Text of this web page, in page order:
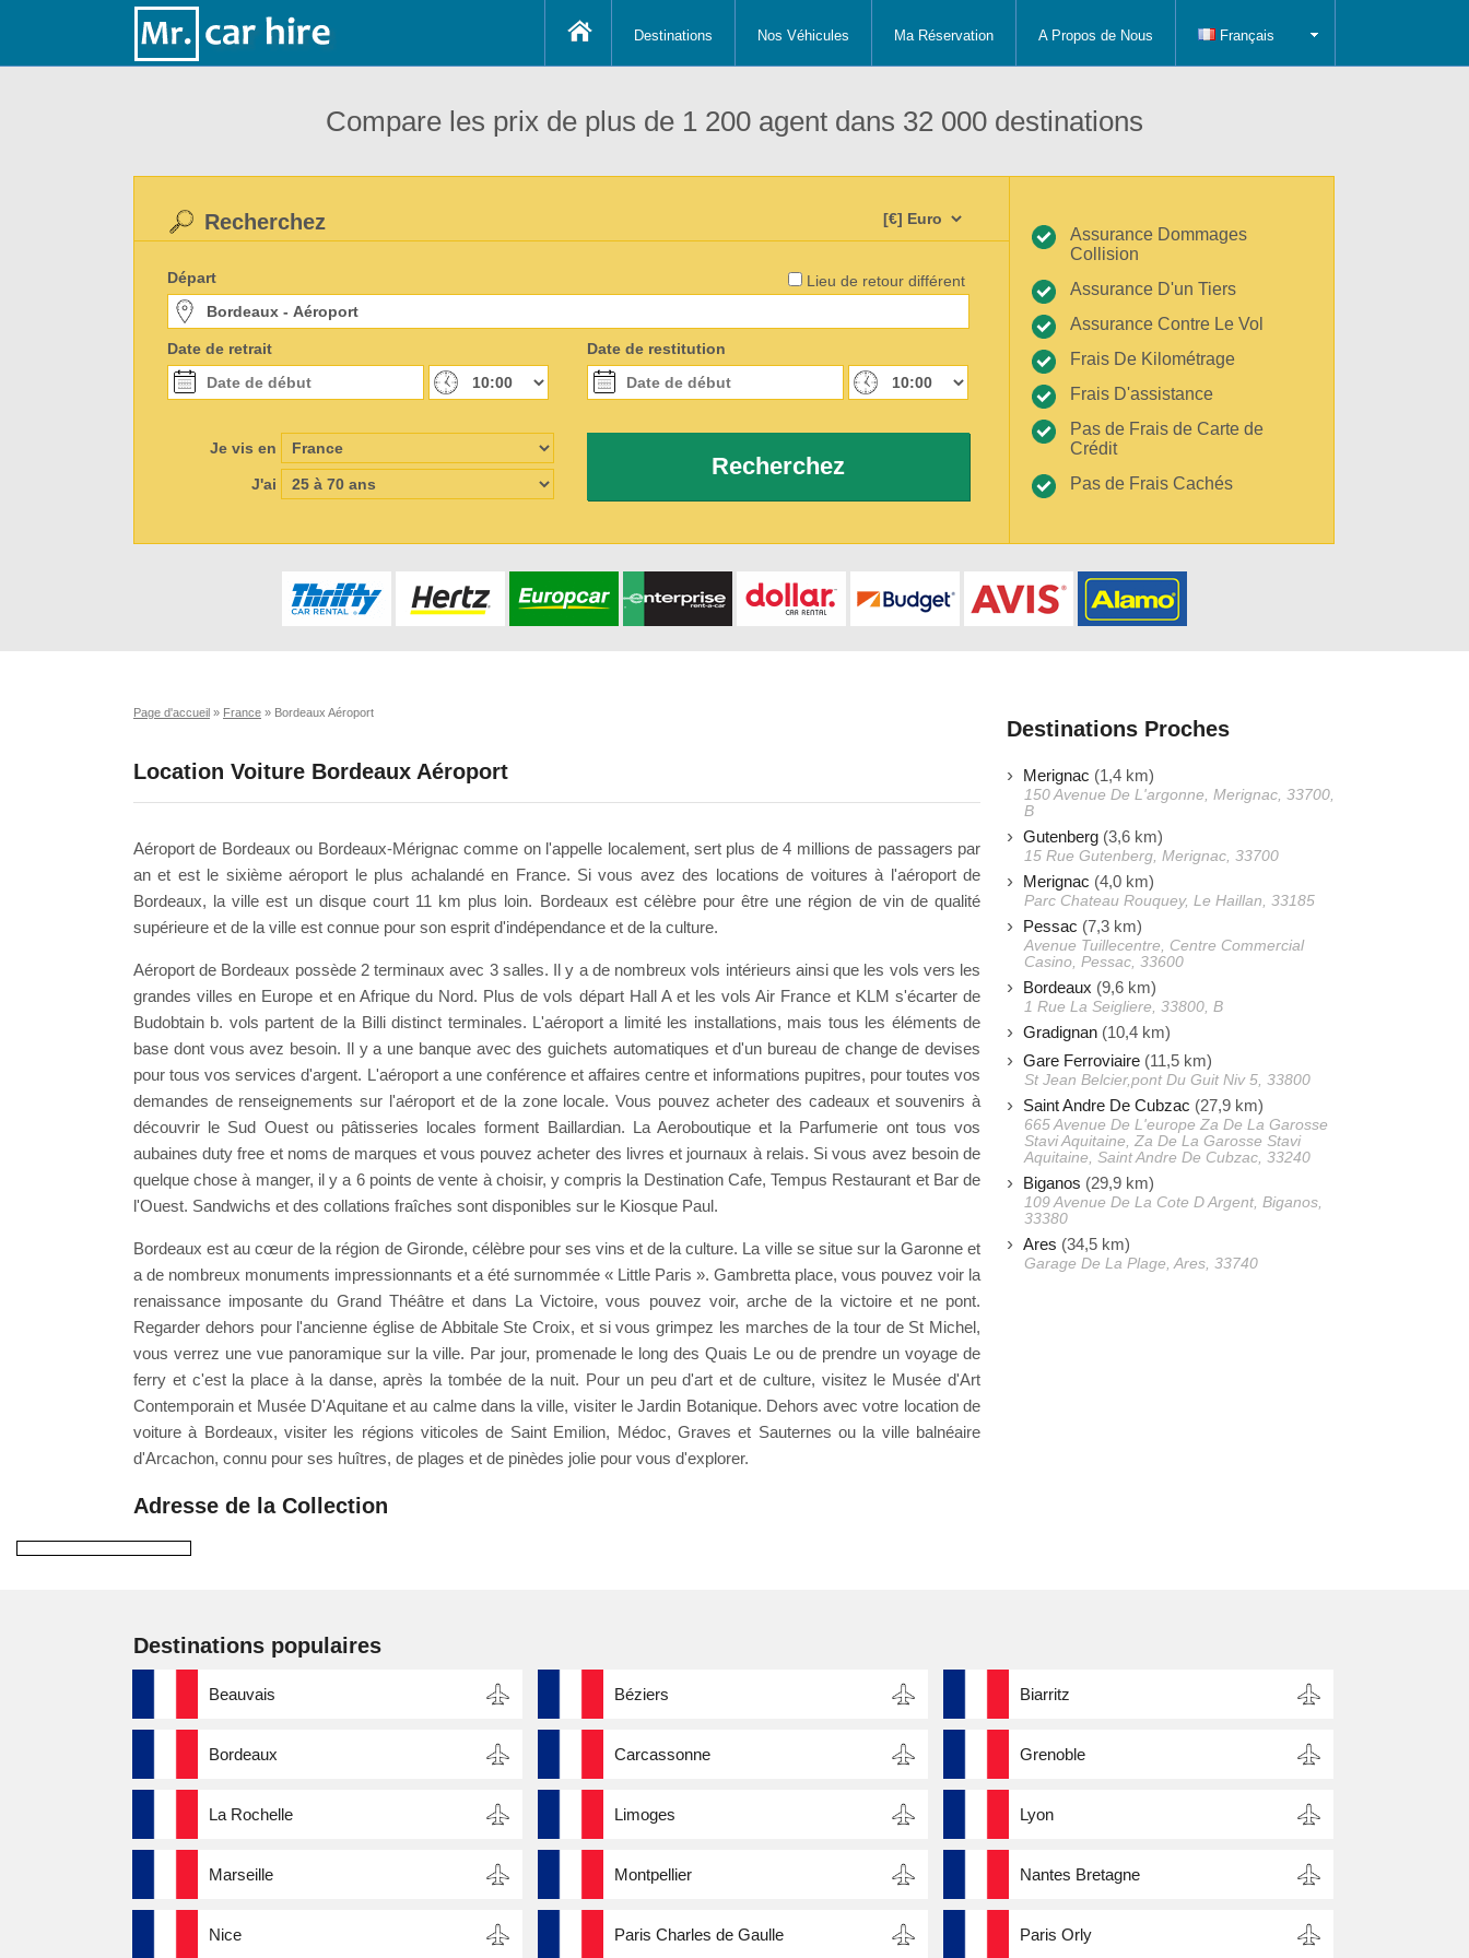
Destinations Nos Véhicules Ma Réservation A Propos de Nous Français
Compare les prix de plus de 1 200 agent dans 32 000 destinations
Lieu de retour différent
Recherchez
Départ
Date de retrait Date de restitution
Je vis en
J'ai
Recherchez
Assurance Dommages
Collision
Assurance D'un Tiers
Assurance Contre Le Vol
Frais De Kilométrage
Frais D'assistance
Pas de Frais de Carte de
Crédit
Pas de Frais Cachés
Page d'accueil » France » Bordeaux Aéroport
Location Voiture Bordeaux Aéroport
Aéroport de Bordeaux ou Bordeaux-Mérignac comme on l'appelle localement, sert plus de 4 millions de passagers par
an et est le sixième aéroport le plus achalandé en France. Si vous avez des locations de voitures à l'aéroport de
Bordeaux, la ville est un disque court 11 km plus loin. Bordeaux est célèbre pour être une région de vin de qualité
supérieure et de la ville est connue pour son esprit d'indépendance et de la culture.
Aéroport de Bordeaux possède 2 terminaux avec 3 salles. Il y a de nombreux vols intérieurs ainsi que les vols vers les
grandes villes en Europe et en Afrique du Nord. Plus de vols départ Hall A et les vols Air France et KLM s'écarter de
Budobtain b. vols partent de la Billi distinct terminales. L'aéroport a limité les installations, mais tous les éléments de
base dont vous avez besoin. Il y a une banque avec des guichets automatiques et d'un bureau de change de devises
pour tous vos services d'argent. L'aéroport a une conférence et affaires centre et informations pupitres, pour toutes vos
demandes de renseignements sur l'aéroport et de la zone locale. Vous pouvez acheter des cadeaux et souvenirs à
découvrir le Sud Ouest ou pâtisseries locales forment Baillardian. La Aeroboutique et la Parfumerie ont tous vos
aubaines duty free et noms de marques et vous pouvez acheter des livres et journaux à relais. Si vous avez besoin de
quelque chose à manger, il y a 6 points de vente à choisir, y compris la Destination Cafe, Tempus Restaurant et Bar de
l'Ouest. Sandwichs et des collations fraîches sont disponibles sur le Kiosque Paul.
Bordeaux est au cœur de la région de Gironde, célèbre pour ses vins et de la culture. La ville se situe sur la Garonne et
a de nombreux monuments impressionnants et a été surnommée « Little Paris ». Gambretta place, vous pouvez voir la
renaissance imposante du Grand Théâtre et dans La Victoire, vous pouvez voir, arche de la victoire et ne pont.
Regarder dehors pour l'ancienne église de Abbitale Ste Croix, et si vous grimpez les marches de la tour de St Michel,
vous verrez une vue panoramique sur la ville. Par jour, promenade le long des Quais Le ou de prendre un voyage de
ferry et c'est la place à la danse, après la tombée de la nuit. Pour un peu d'art et de culture, visitez le Musée d'Art
Contemporain et Musée D'Aquitane et au calme dans la ville, visiter le Jardin Botanique. Dehors avec votre location de
voiture à Bordeaux, visiter les régions viticoles de Saint Emilion, Médoc, Graves et Sauternes ou la ville balnéaire
d'Arcachon, connu pour ses huîtres, de plages et de pinèdes jolie pour vous d'explorer.
Adresse de la Collection
Destinations Proches
Merignac (1,4 km)
150 Avenue De L'argonne, Merignac, 33700,
B
Gutenberg (3,6 km)
15 Rue Gutenberg, Merignac, 33700
Merignac (4,0 km)
Parc Chateau Rouquey, Le Haillan, 33185
Pessac (7,3 km)
Avenue Tuillecentre, Centre Commercial
Casino, Pessac, 33600
Bordeaux (9,6 km)
1 Rue La Seigliere, 33800, B
Gradignan (10,4 km)
Gare Ferroviaire (11,5 km)
St Jean Belcier,pont Du Guit Niv 5, 33800
Saint Andre De Cubzac (27,9 km)
665 Avenue De L'europe Za De La Garosse
Stavi Aquitaine, Za De La Garosse Stavi
Aquitaine, Saint Andre De Cubzac, 33240
Biganos (29,9 km)
109 Avenue De La Cote D Argent, Biganos,
33380
Ares (34,5 km)
Garage De La Plage, Ares, 33740
Destinations populaires
Beauvais Béziers Biarritz
Bordeaux Carcassonne Grenoble
La Rochelle Limoges Lyon
Marseille Montpellier Nantes Bretagne
Nice Paris Charles de Gaulle Paris Orly